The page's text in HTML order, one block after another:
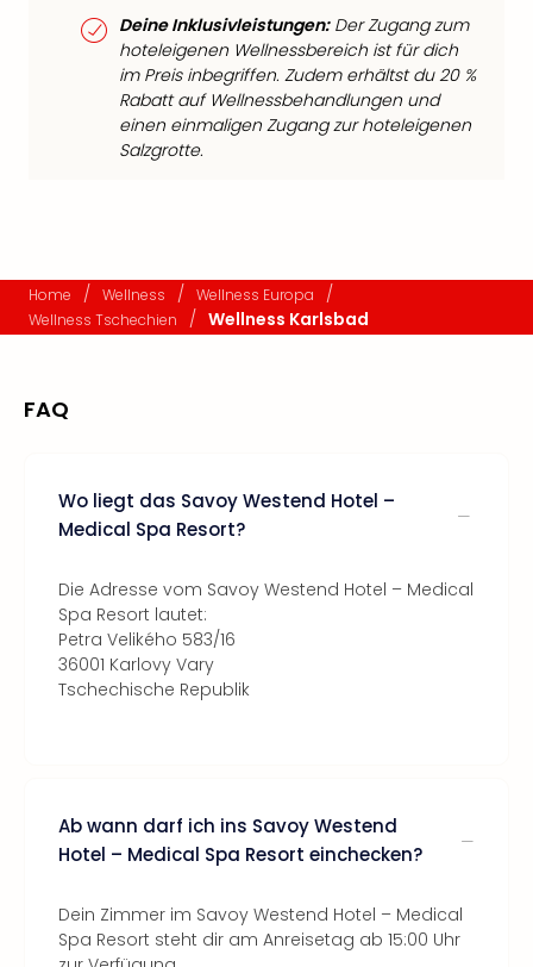
Deine Inklusivleistungen:Der Zugang zum
hoteleigenen Wellnessbereich ist für dich
im Preis inbegriffen. Zudem erhältst du 20 %
Rabatt auf Wellnessbehandlungen und
einen einmaligen Zugang zur hoteleigenen
Salzgrotte.
Home / Wellness / Wellness Europa /
Wellness Tschechien / Wellness Karlsbad
FAQ
Wo liegt das Savoy Westend Hotel –
Medical Spa Resort?
Die Adresse vom Savoy Westend Hotel – Medical
Spa Resort lautet:
Petra Velikého 583/16
36001 Karlovy Vary
Tschechische Republik
Ab wann darf ich ins Savoy Westend
Hotel – Medical Spa Resort einchecken?
Dein Zimmer im Savoy Westend Hotel – Medical
Spa Resort steht dir am Anreisetag ab 15:00 Uhr